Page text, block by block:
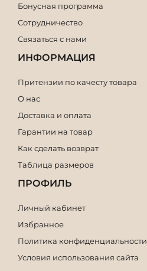
Бонусная программа
Сотрудничество
Связаться с нами
ИНФОРМАЦИЯ
Притензии по качесту товара
О нас
Доставка и оплата
Гарантии на товар
Как сделать возврат
Таблица размеров
ПРОФИЛЬ
Личный кабинет
Избранное
Политика конфиденциальности
Условия использования сайта